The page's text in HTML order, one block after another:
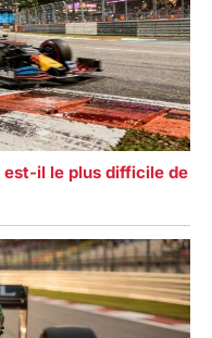
est-il le plus difficile de